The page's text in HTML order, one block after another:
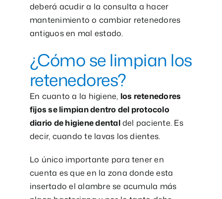
deberá acudir a la consulta a hacer
mantenimiento o cambiar retenedores
antiguos en mal estado.
¿Cómo se limpian los
retenedores?
En cuanto a la higiene, los retenedores
fijos se limpian dentro del protocolo
diario de higiene dentaldel paciente. Es
decir, cuando te lavas los dientes.
Lo único importante para tener en
cuenta es que en la zona donde esta
insertado el alambre se acumula más